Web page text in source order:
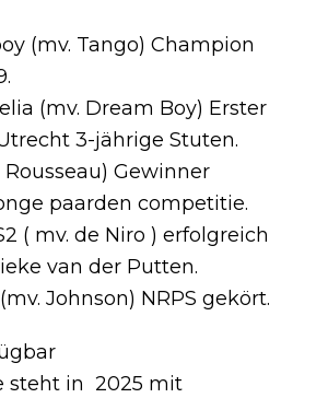
(mv. Tango) Champion
(mv. Dream Boy) Erster
3-jährige Stuten.
Gewinner
paarden competitie.
( mv. de Niro ) erfolgreich
van der Putten.
Johnson) NRPS gekört.
steht in 2025 mit